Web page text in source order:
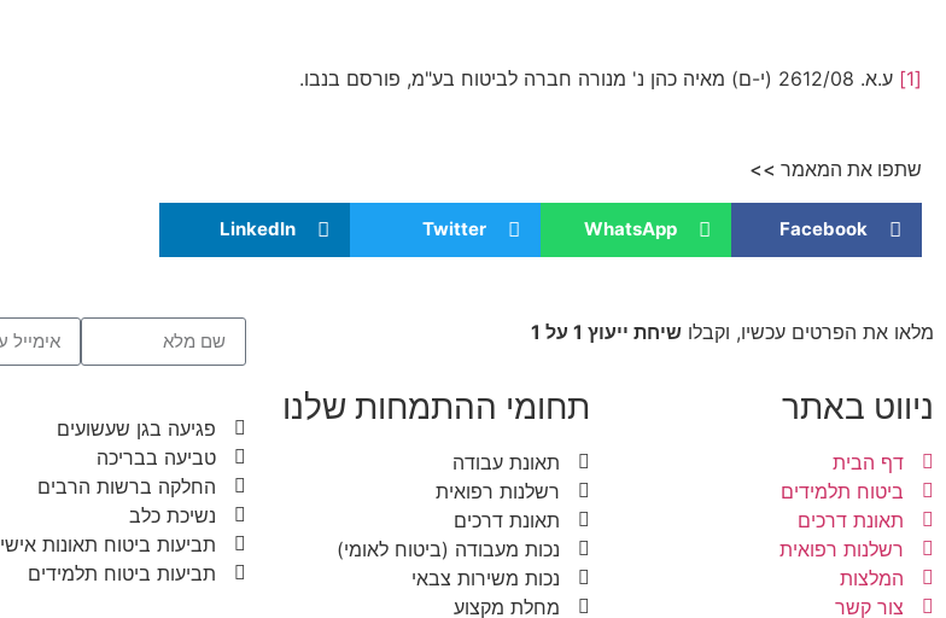
[1] ע.א. 2612/08 (י-ם) מאיה כהן נ' מנורה חברה לביטוח בע"מ, פורסם בנבו.
שתפו את המאמר >>
Facebook
WhatsApp
Twitter
LinkedIn
מלאו את הפרטים עכשיו, וקבלו שיחת ייעוץ 1 על 1
ניווט באתר
דף הבית
ביטוח תלמידים
תאונת דרכים
רשלנות רפואית
המלצות
צור קשר
תחומי ההתמחות שלנו
תאונת עבודה
רשלנות רפואית
תאונת דרכים
נכות מעבודה (ביטוח לאומי)
נכות משירות צבאי
מחלת מקצוע
פגיעה בגן שעשועים
טביעה בבריכה
החלקה ברשות הרבים
נשיכת כלב
תביעות ביטוח תאונות אישי
תביעות ביטוח תלמידים